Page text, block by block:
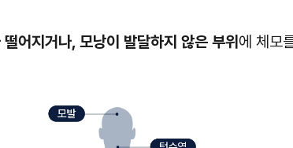
떨어지거나, 모낭이 발달하지 않은 부위 에 체모